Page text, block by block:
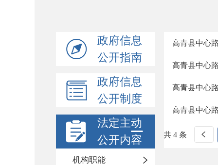
政府信息
公开指南
政府信息
公开制度
法定主动
公开内容
机构职能
高青县中心
高青县中心
高青县中心
高青县中心
共 4 条